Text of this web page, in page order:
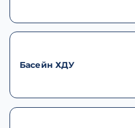
Басейн ХДУ